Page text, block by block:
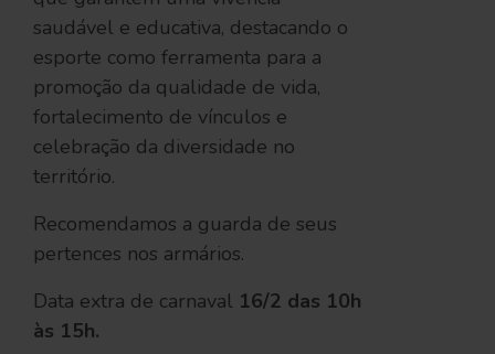
saudável e educativa, destacando o
esporte como ferramenta para a
promoção da qualidade de vida,
fortalecimento de vínculos e
celebração da diversidade no
território.
Recomendamos a guarda de seus
pertences nos armários.
Data extra de carnaval 16/2 das 10h
às 15h.